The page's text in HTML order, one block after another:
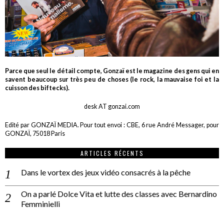
Parce que seul le détail compte, Gonzaï est le magazine des gens qui en
savent beaucoup sur très peu de choses (le rock, la mauvaise foi et la
cuisson des biftecks).
desk AT gonzai.com
Edité par GONZAÏ MEDIA. Pour tout envoi : CBE, 6 rue André Messager, pour
GONZAÏ, 75018 Paris
ARTICLES RÉCENTS
Dans le vortex des jeux vidéo consacrés à la pêche
On a parlé Dolce Vita et lutte des classes avec Bernardino
Femminielli